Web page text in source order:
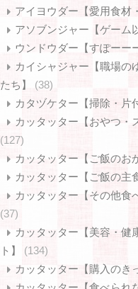
アイヨウダー【愛用食材
アソブンジャー【ゲーム
ウンドウダー【すぽーー
カイシャジャー【職場の
たち】
(38)
カタヅケター【掃除・片
カッタッター【おやつ・
(127)
カッタッター【ご飯のお
カッタッター【ご飯の主
カッタッター【その他食
(37)
カッタッター【美容・健
ト】
(134)
カッタッター【購入のき